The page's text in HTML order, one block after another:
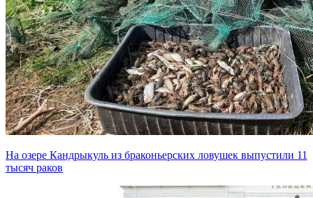
На озере Кандрыкуль из браконьерских ловушек выпустили 11
тысяч раков